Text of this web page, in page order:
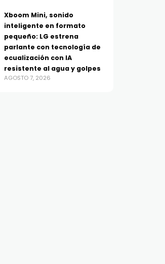
Xboom Mini, sonido
inteligente en formato
pequeño: LG estrena
parlante con tecnología de
ecualización con IA
resistente al agua y golpes
AGOSTO 7, 2026